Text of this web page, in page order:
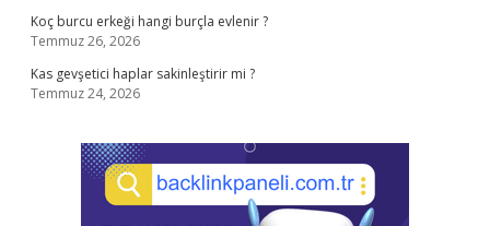
Koç burcu erkeği hangi burçla evlenir ?
Temmuz 26, 2026
Kas gevşetici haplar sakinleştirir mi ?
Temmuz 24, 2026